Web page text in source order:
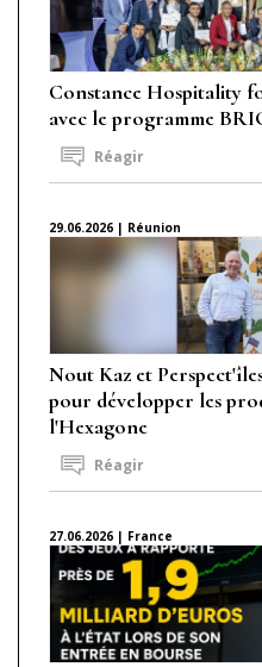
Constance Hospitality
avec le programme
Réagir
29.06.2026 | Réunion
Nout Kaz et
pour développer les
l'Hexagone
Réagir
27.06.2026 | France